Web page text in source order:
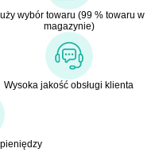
wybór towaru (99 % towaru w
magazynie)
Wysoka jakość obsługi klienta